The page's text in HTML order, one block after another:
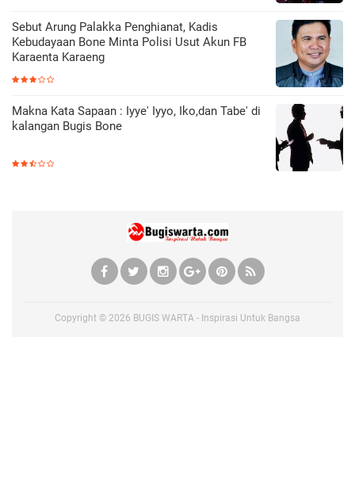
Sebut Arung Palakka Penghianat, Kadis
Kebudayaan Bone Minta Polisi Usut Akun FB
Karaenta Karaeng
Makna Kata Sapaan : Iyye' Iyyo, Iko,dan Tabe' di
kalangan Bugis Bone
Copyright © 2026 BUGIS WARTA - Inspirasi Untuk Bangsa